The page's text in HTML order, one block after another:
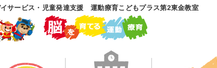
サービス・児童発達支援 運動療育こどもプラス第2東金教室